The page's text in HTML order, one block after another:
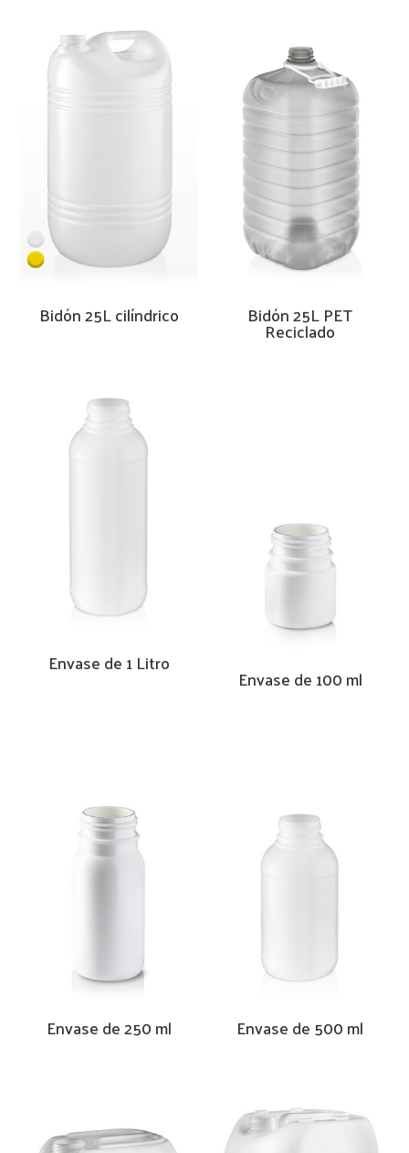
Bidón 25L cilíndrico Bidón 25L PET
Reciclado
Envase de 1 Litro
Envase de 100 ml
Envase de 250 ml Envase de 500 ml